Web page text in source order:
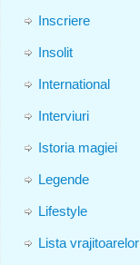
Inscriere
Insolit
International
Interviuri
Istoria magiei
Legende
Lifestyle
Lista vrajitoarelor